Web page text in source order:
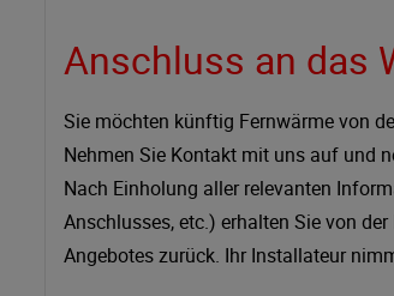
Anschluss an das
Sie möchten künftig Fernwärme von
Nehmen Sie Kontakt mit uns auf und
Nach Einholung aller relevanten
Anschlusses, etc.) erhalten Sie von
Angebotes zurück. Ihr Installateur